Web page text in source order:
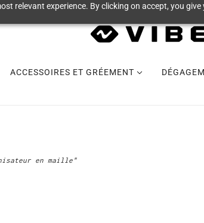
relevant experience. By clicking on accept, you
ACCESSOIRES ET GRÉEMENT
en maille"